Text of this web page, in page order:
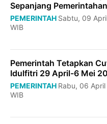
Sepanjang
PEMERINTAH Sabtu, 09
WIB
Pemerintah Tetapkan
Idulfitri 29 April-6 Mei
PEMERINTAH Rabu, 06
WIB